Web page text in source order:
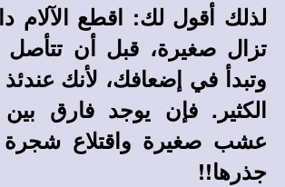
لذلك أقول لك: اقطع الآلام
تزال صغيرة، قبل أن
وتبدأ في إضعافك، لأنك
الكثير. فإن يوجد فارق
عشب صغيرة واقتلاع
جذرها!!